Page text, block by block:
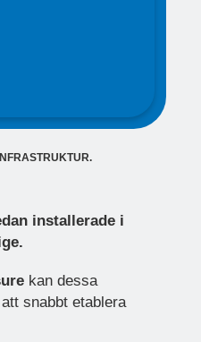
installerade i
kan dessa
snabbt etablera